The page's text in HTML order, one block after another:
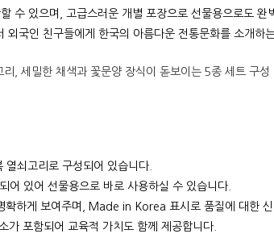
수 있으며, 고급스러운 개별 포장으로 선물용으로도 완
국인 친구들에게 한국의 아름다운 전통문화를 소개하
쇠고리로 구성되어 있습니다.
어 있어 선물용으로 바로 사용하실 수 있습니다.
하게 보여주며, Made in Korea 표시로 품질에 대한 신
가 포함되어 교육적 가치도 함께 제공합니다.